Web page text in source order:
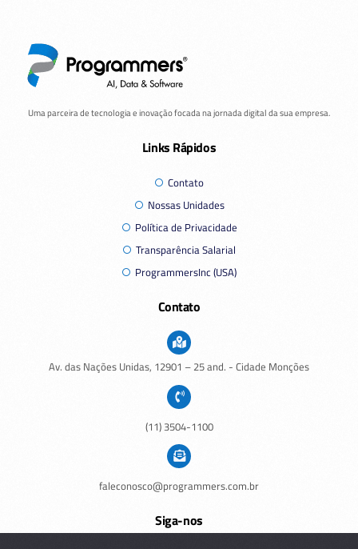
Uma parceira de tecnologia e inovação focada na jornada digital da sua empresa.
Links Rápidos
Contato
Nossas Unidades
Política de Privacidade
Transparência Salarial
ProgrammersInc (USA)
Contato
Av. das Nações Unidas, 12901 – 25 and. - Cidade Monções
(11) 3504-1100
faleconosco@programmers.com.br
Siga-nos